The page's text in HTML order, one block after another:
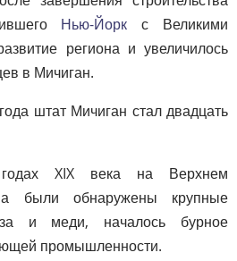
Нью-Йорк с Великими
региона и увеличилось
в Мичиган.
штат Мичиган стал двадцать
XIX века на Верхнем
были обнаружены крупные
и меди, началось бурное
промышленности.